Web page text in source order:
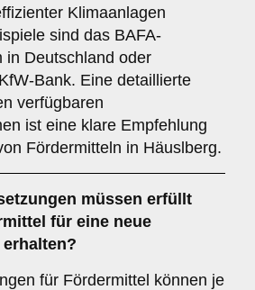
Klimaanlagen
sind das BAFA-
in Deutschland oder
Bank. Eine detaillierte
verfügbaren
ist eine klare Empfehlung
Fördermitteln in Häuslberg.
müssen erfüllt
für eine neue
für Fördermittel können je